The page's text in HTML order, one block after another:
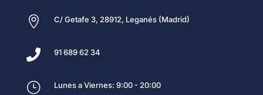
 C/ Getafe 3, 28912, Leganés (Madrid)
 91 689 62 34
} Lunes a Viernes: 9:00 - 20:00